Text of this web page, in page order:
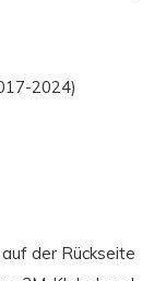
2024)
der Rückseite